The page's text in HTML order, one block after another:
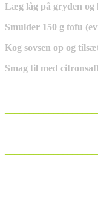
Læg låg på gryden og
Smulder 150 g tofu
Kog sovsen op og
Smag til med